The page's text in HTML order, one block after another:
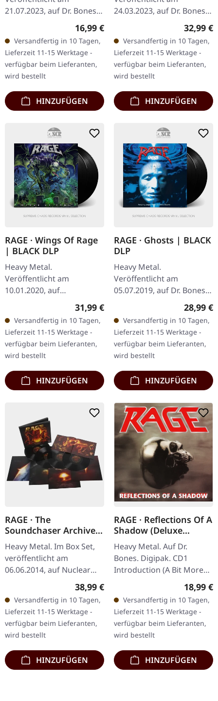
21.07.2023, auf Dr. Bones.
Solitary Man Enough Is
Enough Medicine
Questions Take Me To The
Water…
Regulärer Preis:
16,99 €
Versandfertig in 10 Tagen,
Lieferzeit 11-15 Werktage -
verfügbar beim Lieferanten,
wird bestellt
HINZUFÜGEN
24.03.2023, auf Dr. Bones.
Blaues Doppel-Vinyl.
886922153358 SIDE A Intro
(Opus 32 - Nr.3 by Serge
Prokofiev) Time…
32,99 €
Versandfertig in 10 Tagen,
Lieferzeit 11-15 Werktage -
verfügbar beim Lieferanten,
wird bestellt
HINZUFÜGEN
RAGE · Wings Of Rage
| BLACK DLP
Heavy Metal.
Veröffentlicht am
10.01.2020, auf
Steamhammer. Schwarzes
Doppel-Vinyl im Gatefold-
Cover. Tracklist LP1 True
Let Them Rest in Peace…
Regulärer Preis:
31,99 €
Versandfertig in 10 Tagen,
Lieferzeit 11-15 Werktage -
verfügbar beim Lieferanten,
wird bestellt
HINZUFÜGEN
RAGE · Ghosts | BLACK
DLP
Heavy Metal.
Veröffentlicht am
05.07.2019, auf Dr. Bones.
Schwarzes Doppel-Vinyl,
remastered im Gatefold-
Cover. Tracklist LP1
Beginning Of The End…
28,99 €
Versandfertig in 10 Tagen,
Lieferzeit 11-15 Werktage -
verfügbar beim Lieferanten,
wird bestellt
HINZUFÜGEN
RAGE · The
Soundchaser Archives
| 4-LP BOXSET BOXLP
Heavy Metal. Im Box Set,
veröffentlicht am
06.06.2014, auf Nuclear
Blast Records. Limitiertes
Box-Set mit 4 schweren
LPs, alle mit bedruckten…
Regulärer Preis:
38,99 €
Versandfertig in 10 Tagen,
Lieferzeit 11-15 Werktage -
verfügbar beim Lieferanten,
wird bestellt
HINZUFÜGEN
RAGE · Reflections Of A
Shadow (Deluxe
Edition) | DIGIPAK DCD
Heavy Metal. Auf Dr.
Bones. Digipak. CD1
Introduction (A Bit More
Of Green) Thats Human
Bondage True Face In
Everyone Flowers That
Fade In My Hand…
18,99 €
Versandfertig in 10 Tagen,
Lieferzeit 11-15 Werktage -
verfügbar beim Lieferanten,
wird bestellt
HINZUFÜGEN